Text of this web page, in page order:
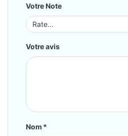
Votre Note
Votre avis
Nom *